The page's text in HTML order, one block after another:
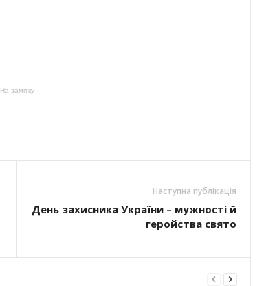
На замітку
Наступна публікація
День захисника України – мужності й
геройства свято